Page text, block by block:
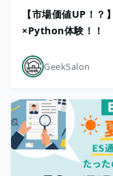
【市場価値UP！？
×Python体験！！
GeekSalon